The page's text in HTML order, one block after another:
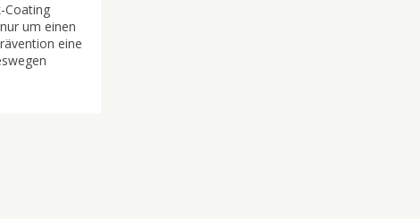
Coating
um einen
eine